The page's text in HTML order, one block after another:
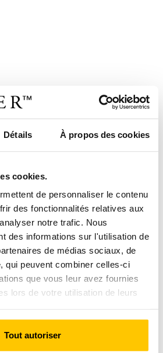
Détails À propos des cookies
cookies.
de personnaliser le contenu
des fonctionnalités relatives aux
notre trafic. Nous
des informations sur l'utilisation de
de médias sociaux, de
qui peuvent combiner celles-ci
que vous leur avez fournies
lors de votre utilisation de leurs
Tout autoriser